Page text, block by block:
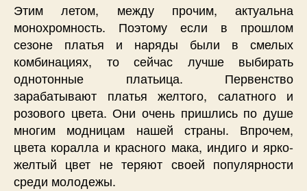
Этим летом, между прочим, актуальна
монохромность. Поэтому если в прошлом
сезоне платья и наряды были в смелых
комбинациях, то сейчас лучше выбирать
однотонные платьица. Первенство
зарабатывают платья желтого, салатного и
розового цвета. Они очень пришлись по душе
многим модницам нашей страны. Впрочем,
цвета коралла и красного мака, индиго и ярко-
желтый цвет не теряют своей популярности
среди молодежы.